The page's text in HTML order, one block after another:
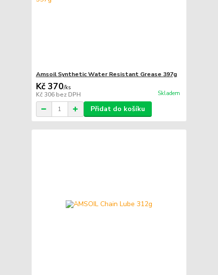
Amsoil Synthetic Water Resistant Grease 397g
Kč 370/ks
Kč 306 bez DPH Skladem
Přidat do košíku